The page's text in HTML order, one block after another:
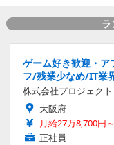
ラ
ゲーム好き歓迎・ア
フ/残業少なめ/IT業
株式会社プロジェク
大阪府
月給27万8,700円
正社員